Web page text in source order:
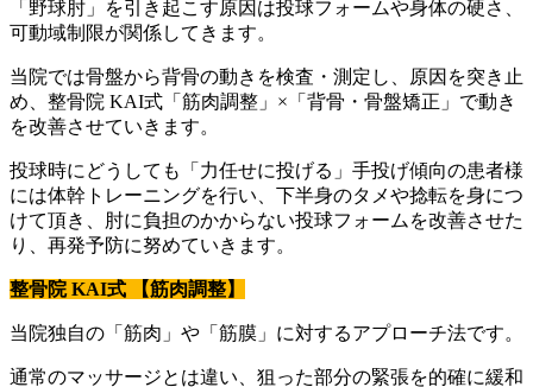
「野球肘」を引き起こす原因は投球フォームや身体の硬さ、
可動域制限が関係してきます。
当院では骨盤から背骨の動きを検査・測定し、原因を突き止
め、整骨院 KAI式「筋肉調整」×「背骨・骨盤矯正」で動き
を改善させていきます。
投球時にどうしても「力任せに投げる」手投げ傾向の患者様
には体幹トレーニングを行い、下半身のタメや捻転を身につ
けて頂き、肘に負担のかからない投球フォームを改善させた
り、再発予防に努めていきます。
整骨院 KAI式 【筋肉調整】
当院独自の「筋肉」や「筋膜」に対するアプローチ法です。
通常のマッサージとは違い、狙った部分の緊張を的確に緩和